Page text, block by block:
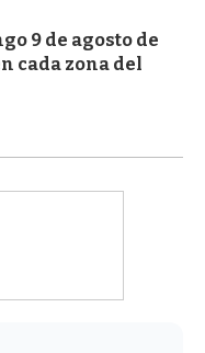
9 de agosto de
cada zona del